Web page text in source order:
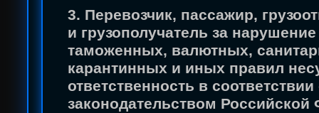
3. Перевозчик, пассажир,
и грузополучатель за нарушение
таможенных, валютных,
карантинных и иных правил
ответственность в соответствии
законодательством Российской